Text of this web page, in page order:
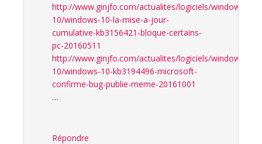
http://www.ginjfo.com/actualites/logiciels/windows-
10/windows-10-la-mise-a-jour-
cumulative-kb3156421-bloque-certains-
pc-20160511
http://www.ginjfo.com/actualites/logiciels/windows-
10/windows-10-kb3194496-microsoft-
confirme-bug-publie-meme-20161001
…
Répondre